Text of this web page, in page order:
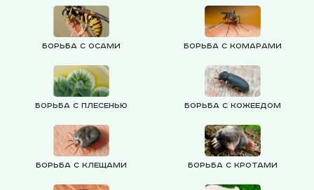
Борьба с осами Борьба с комарами
Борьба с плесенью Борьба с кожеедом
Борьба с клещами Борьба с кротами